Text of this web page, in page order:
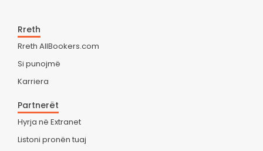
Rreth
Rreth AllBookers.com
Si punojmë
Karriera
Partnerët
Hyrja në Extranet
Listoni pronën tuaj